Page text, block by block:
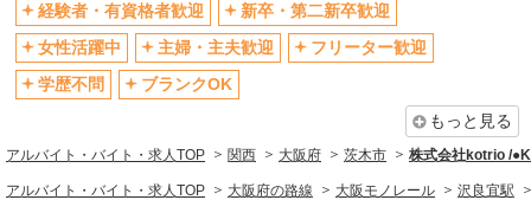
制服貸与
研修制度あり
資格取得支援制度あり
同じ職種から求人を探す
同じ特徴から求人を探す
経験者・有資格者歓迎
新卒・第二新卒歓迎
女性活躍中
主婦・主夫歓迎
フリーター歓迎
学歴不問
ブランクOK
もっと見る
アルバイト・バイト・求人TOP 関西 大阪府 茨木市 株式会社kotrio /
アルバイト・バイト・求人TOP 大阪府の路線 大阪モノレール 沢良宜駅